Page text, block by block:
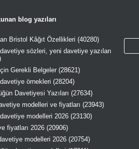
blog yazıları
Bristol Kâğıt Özellikleri (40280)
sözleri, yeni davetiye yazıları
Gerekli Belgeler (28621)
örnekleri (28204)
Davetiyesi Yazıları (27634)
modelleri ve fiyatları (23943)
modelleri 2026 (23130)
fiyatları 2026 (20906)
modelleri 2026 (20754)